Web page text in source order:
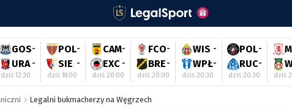
GOS-
URA -
dziś 12:30
POL-
SIE -
dziś 18:00
CAM-
EXC -
dziś 20:00
FCO-
BRE-
dziś 20:00
WIS -
WPŁ-
dziś 20:30
POL-
RUC-
dziś 20:30 dziś
Legalni bukmacherzy na Węgrzech